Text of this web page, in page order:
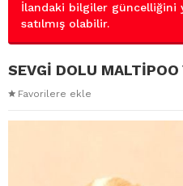
İlandaki bilgiler güncelliğini
satılmış olabilir.
SEVGİ DOLU MALTİPOO
Favorilere ekle